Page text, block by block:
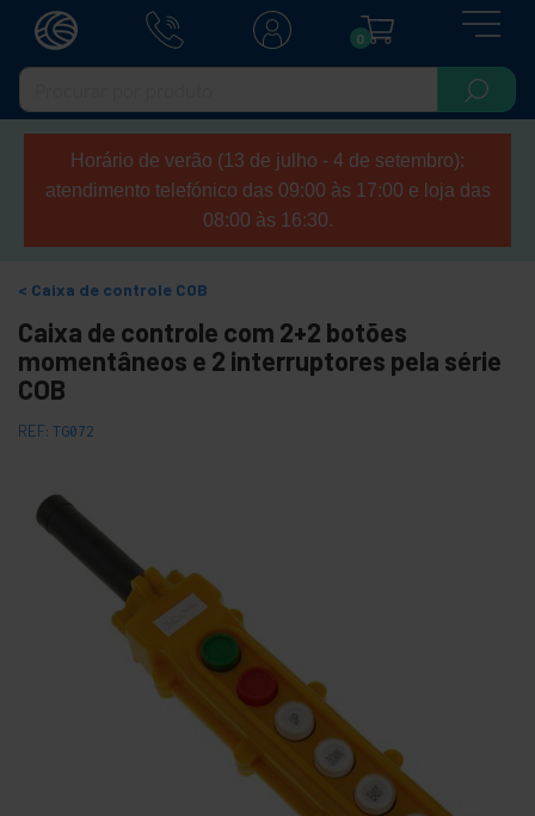
0
Horário de verão (13 de julho - 4 de setembro):
atendimento telefónico das 09:00 às 17:00 e loja das
08:00 às 16:30.
Caixa de controle COB
Caixa de controle com 2+2 botões
momentâneos e 2 interruptores pela série
COB
REF: TG072